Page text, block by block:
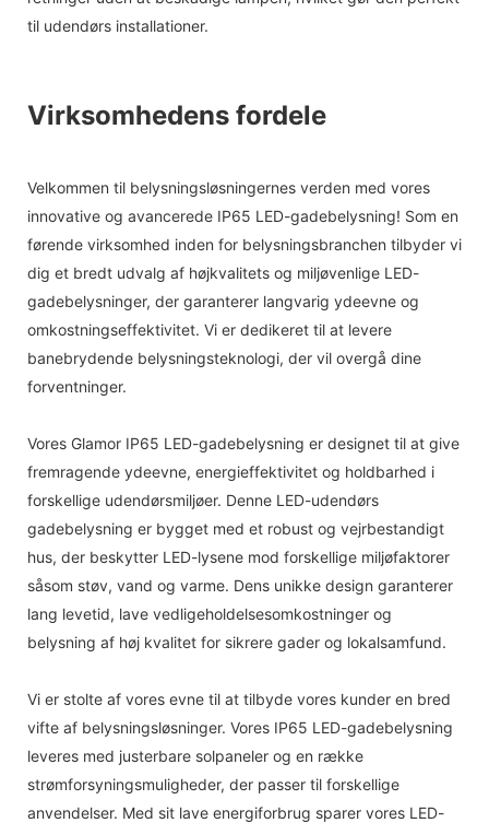
til udendørs installationer.
Virksomhedens fordele
Velkommen til belysningsløsningernes verden med vores
innovative og avancerede IP65 LED-gadebelysning! Som en
førende virksomhed inden for belysningsbranchen tilbyder vi
dig et bredt udvalg af højkvalitets og miljøvenlige LED-
gadebelysninger, der garanterer langvarig ydeevne og
omkostningseffektivitet. Vi er dedikeret til at levere
banebrydende belysningsteknologi, der vil overgå dine
forventninger.
Vores Glamor IP65 LED-gadebelysning er designet til at give
fremragende ydeevne, energieffektivitet og holdbarhed i
forskellige udendørsmiljøer. Denne LED-udendørs
gadebelysning er bygget med et robust og vejrbestandigt
hus, der beskytter LED-lysene mod forskellige miljøfaktorer
såsom støv, vand og varme. Dens unikke design garanterer
lang levetid, lave vedligeholdelsesomkostninger og
belysning af høj kvalitet for sikrere gader og lokalsamfund.
Vi er stolte af vores evne til at tilbyde vores kunder en bred
vifte af belysningsløsninger. Vores IP65 LED-gadebelysning
leveres med justerbare solpaneler og en række
strømforsyningsmuligheder, der passer til forskellige
anvendelser. Med sit lave energiforbrug sparer vores LED-